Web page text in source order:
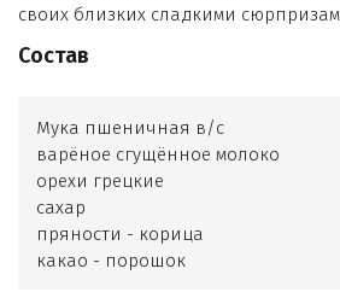
своих близких сладкими
Состав
Мука пшеничная в/с
варёное сгущённое молоко
орехи грецкие
сахар
пряности - корица
какао - порошок